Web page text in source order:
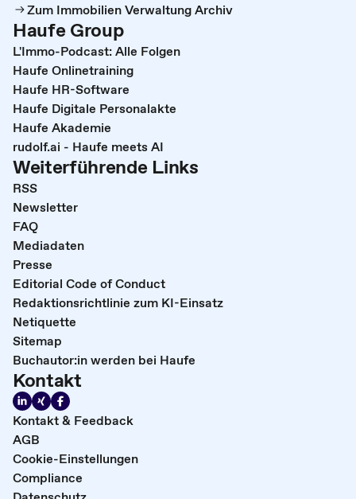
Zum Immobilien Verwaltung Archiv
Haufe Group
L'Immo-Podcast: Alle Folgen
Haufe Onlinetraining
Haufe HR-Software
Haufe Digitale Personalakte
Haufe Akademie
rudolf.ai - Haufe meets AI
Weiterführende Links
RSS
Newsletter
FAQ
Mediadaten
Presse
Editorial Code of Conduct
Redaktionsrichtlinie zum KI-Einsatz
Netiquette
Sitemap
Buchautor:in werden bei Haufe
Kontakt
Kontakt & Feedback
AGB
Cookie-Einstellungen
Compliance